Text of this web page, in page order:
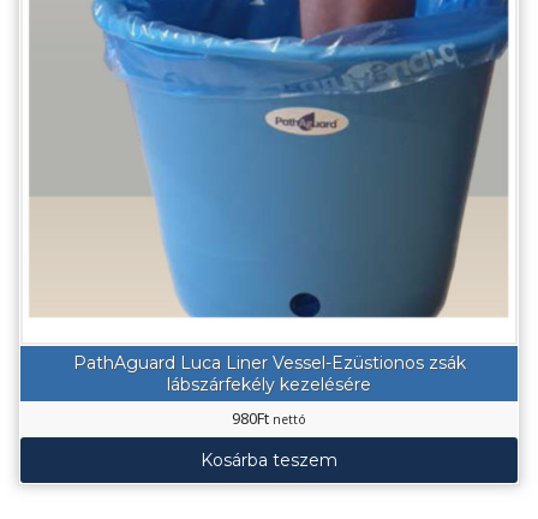
PathAguard Luca Liner Vessel-Ezüstionos zsák
lábszárfekély kezelésére
980Ft nettó
Kosárba teszem